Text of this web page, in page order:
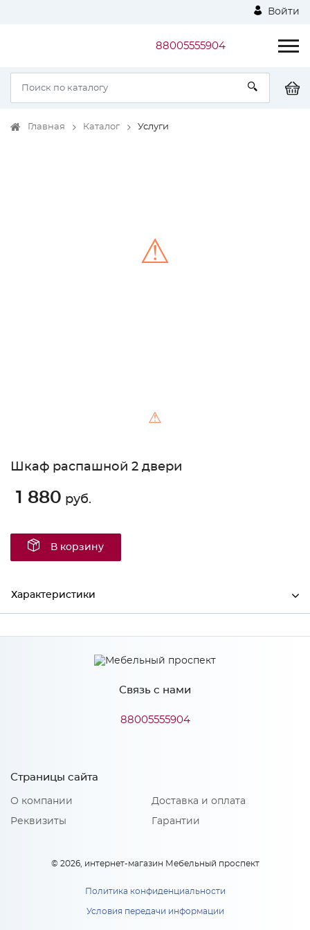
Войти
88005555904
Главная Каталог Услуги
⚠
⚠
Шкаф распашной 2 двери
1 880 руб.
В корзину
Характеристики
Связь с нами
88005555904
Страницы сайта
О компании
Реквизиты
Доставка и оплата
Гарантии
© 2026, интернет-магазин Мебельный проспект
Политика конфиденциальности
Условия передачи информации